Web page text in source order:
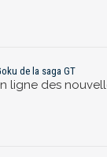
de la saga GT
ligne des